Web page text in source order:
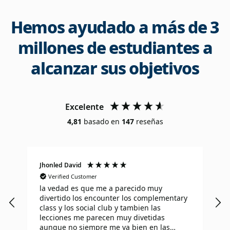
Hemos ayudado a más de 3
millones de estudiantes a
alcanzar sus objetivos
Excelente
4,81 basado en 147 reseñas
Jhonled David
Verified Customer
la vedad es que me a parecido muy
divertido los encounter los complementary
class y los social club y tambien las
lecciones me parecen muy divetidas
aunque no siempre me va bien en las